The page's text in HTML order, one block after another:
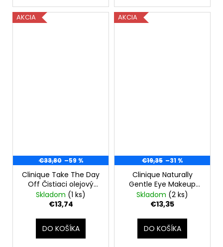
AKCIA
€33,80 –59 %
Clinique Take The Day
Off Čistiaci olejový
odstraňovač make-
upu pre všetky typy
(poškodený aplikátor)
Skladom (1 ks)
€13,74
DO KOŠÍKA
AKCIA
€19,35 –31 %
Clinique Naturally
Gentle Eye Makeup
Remover Bezpečný
pre citlivé oči 75 ml
Skladom (2 ks)
€13,35
DO KOŠÍKA